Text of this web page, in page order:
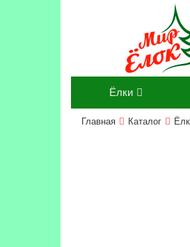
Ёлки
Главная Каталог